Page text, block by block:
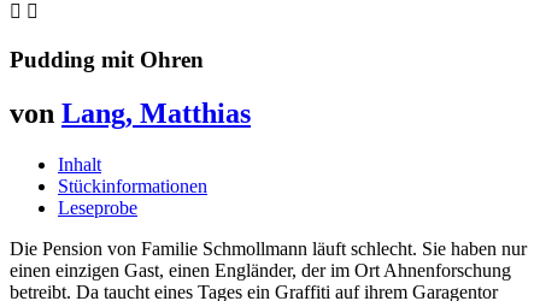
 
Pudding mit Ohren
von Lang, Matthias
Inhalt
Stückinformationen
Leseprobe
Die Pension von Familie Schmollmann läuft schlecht. Sie haben nur
einen einzigen Gast, einen Engländer, der im Ort Ahnenforschung
betreibt. Da taucht eines Tages ein Graffiti auf ihrem Garagentor